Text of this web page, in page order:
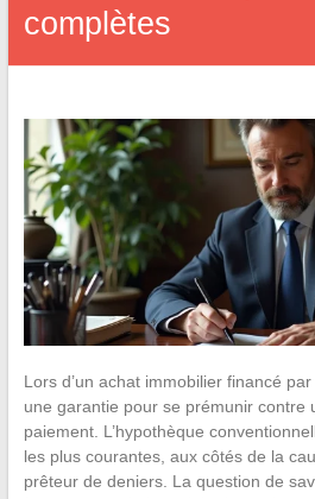
complètes
Lors d’un achat immobilier financé
une garantie pour se prémunir contre
paiement. L’hypothèque
les plus courantes, aux côtés de la
prêteur de deniers. La question de